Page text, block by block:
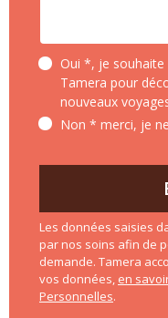
Oui *, je
Tamera pour
nouveaux
Non * merci, je
Les données saisies
par nos soins afin de
demande. Tamera
vos données, en
Personnelles.